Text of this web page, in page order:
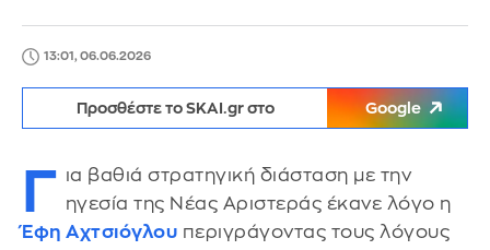
13:01, 06.06.2026
Προσθέστε το SKAI.gr στο Google
Γ ια βαθιά στρατηγική διάσταση με την
ηγεσία της Νέας Αριστεράς έκανε λόγο η
Έφη Αχτσιόγλου περιγράγοντας τους λόγους